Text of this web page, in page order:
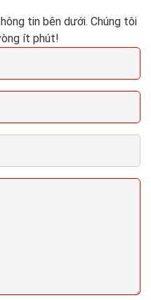
trong bài viết này của...
tin bên dưới. Chúng tôi
ít phút!